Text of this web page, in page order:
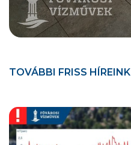
TOVÁBBI FRISS HÍREINK